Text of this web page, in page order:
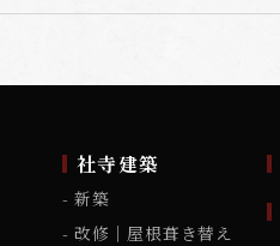
社寺建築
新築
改修｜屋根葺き替え